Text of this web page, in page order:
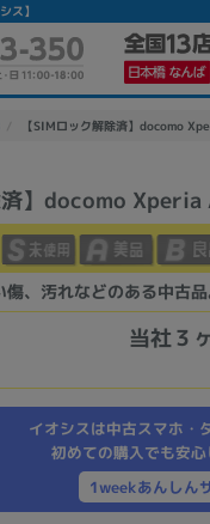
ス】
【SIMロック解除済】docomo
済】docomo
、汚れなどのある中古品
当社３
イオシスは中古スマホ・
初めての購入でも安
1weekあんしん
たんパソコン検索に切り
カテゴリ
商品ジャンル